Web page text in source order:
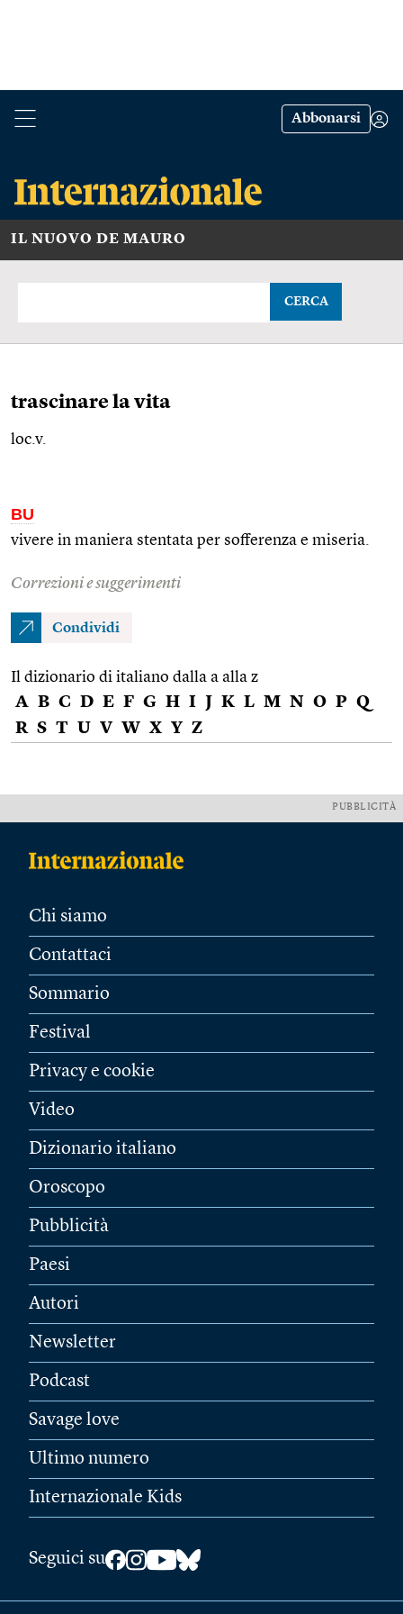
Abbonarsi
IL NUOVO DE MAURO
CERCA
trascinare la vita
loc.v.
BU
vivere in maniera stentata per sofferenza e miseria.
Correzioni e suggerimenti
Condividi
Il dizionario di italiano dalla a alla z
A B C D E F G H I J K L M N O P Q
R S T U V W X Y Z
PUBBLICITÀ
Chi siamo
Contattaci
Sommario
Festival
Privacy e cookie
Video
Dizionario italiano
Oroscopo
Pubblicità
Paesi
Autori
Newsletter
Podcast
Savage love
Ultimo numero
Internazionale Kids
Seguici su